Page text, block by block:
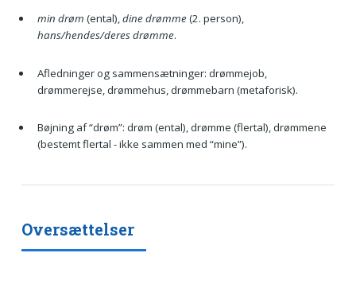
min drøm (ental),dine drømme(2. person),
hans/hendes/deres drømme.
Afledninger og sammensætninger: drømmejob,
drømmerejse, drømmehus, drømmebarn (metaforisk).
Bøjning af “drøm”: drøm (ental), drømme (flertal), drømmene
(bestemt flertal - ikke sammen med “mine”).
Oversættelser